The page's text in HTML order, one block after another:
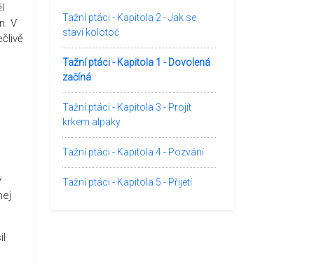
V
Tažní ptáci - Kapitola 2 - Jak se
staví kolotoč
Tažní ptáci - Kapitola 1 - Dovolená
začíná
Tažní ptáci - Kapitola 3 - Projít
krkem alpaky
Tažní ptáci - Kapitola 4 - Pozvání
Tažní ptáci - Kapitola 5 - Přijetí